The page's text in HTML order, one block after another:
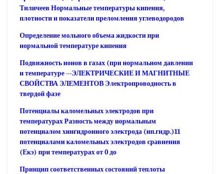
Тиличеев Нормальные температуры кипения,
плотности и показатели преломления углеводородов
Определение мольного объема жидкости при
нормальной температуре кипения
Подвижность ионов в газах (при нормальном давлении
и температуре ---ЭЛЕКТРИЧЕСКИЕ И МАГНИТНЫЕ
СВОЙСТВА ЭЛЕМЕНТОВ Электропроводность в
твердой фазе
Потенциалы каломельных электродов при
температурах Разность между нормальным
потенциалом хингидронного электрода (ип.гидр.)11
потенциалами каломельных электродов сравнения
(Екэ) при температурах от 0 до
Принцип соответственных состояний теплоты